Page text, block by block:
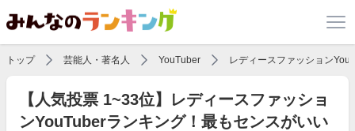
トップ 芸能人・著名人 YouTuber レディースファッション
【人気投票 1~33位】レディースファッショ
ンYouTuberランキング！最もセンスがいい